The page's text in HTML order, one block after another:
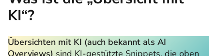
KI“?
Übersichten mit KI (auch bekannt als AI
Overviews) sind KI-gestützte Snippets, die oben